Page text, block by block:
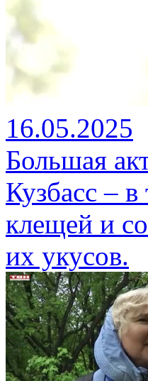
16.05.2025
Большая
Кузбасс –
клещей и
их укусов.